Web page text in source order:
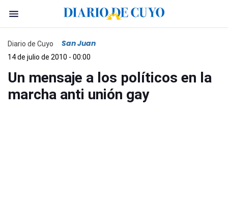
Diario de Cuyo San Juan
14 de julio de 2010 - 00:00
Un mensaje a los políticos en la
marcha anti unión gay